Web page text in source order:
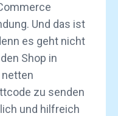
Und das ist
es geht nicht
Shop in
netten
zu senden
und hilfreich